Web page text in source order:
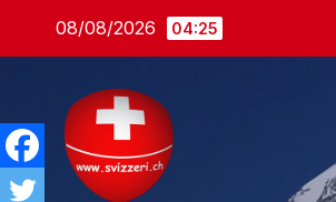
08/08/2026 04:25